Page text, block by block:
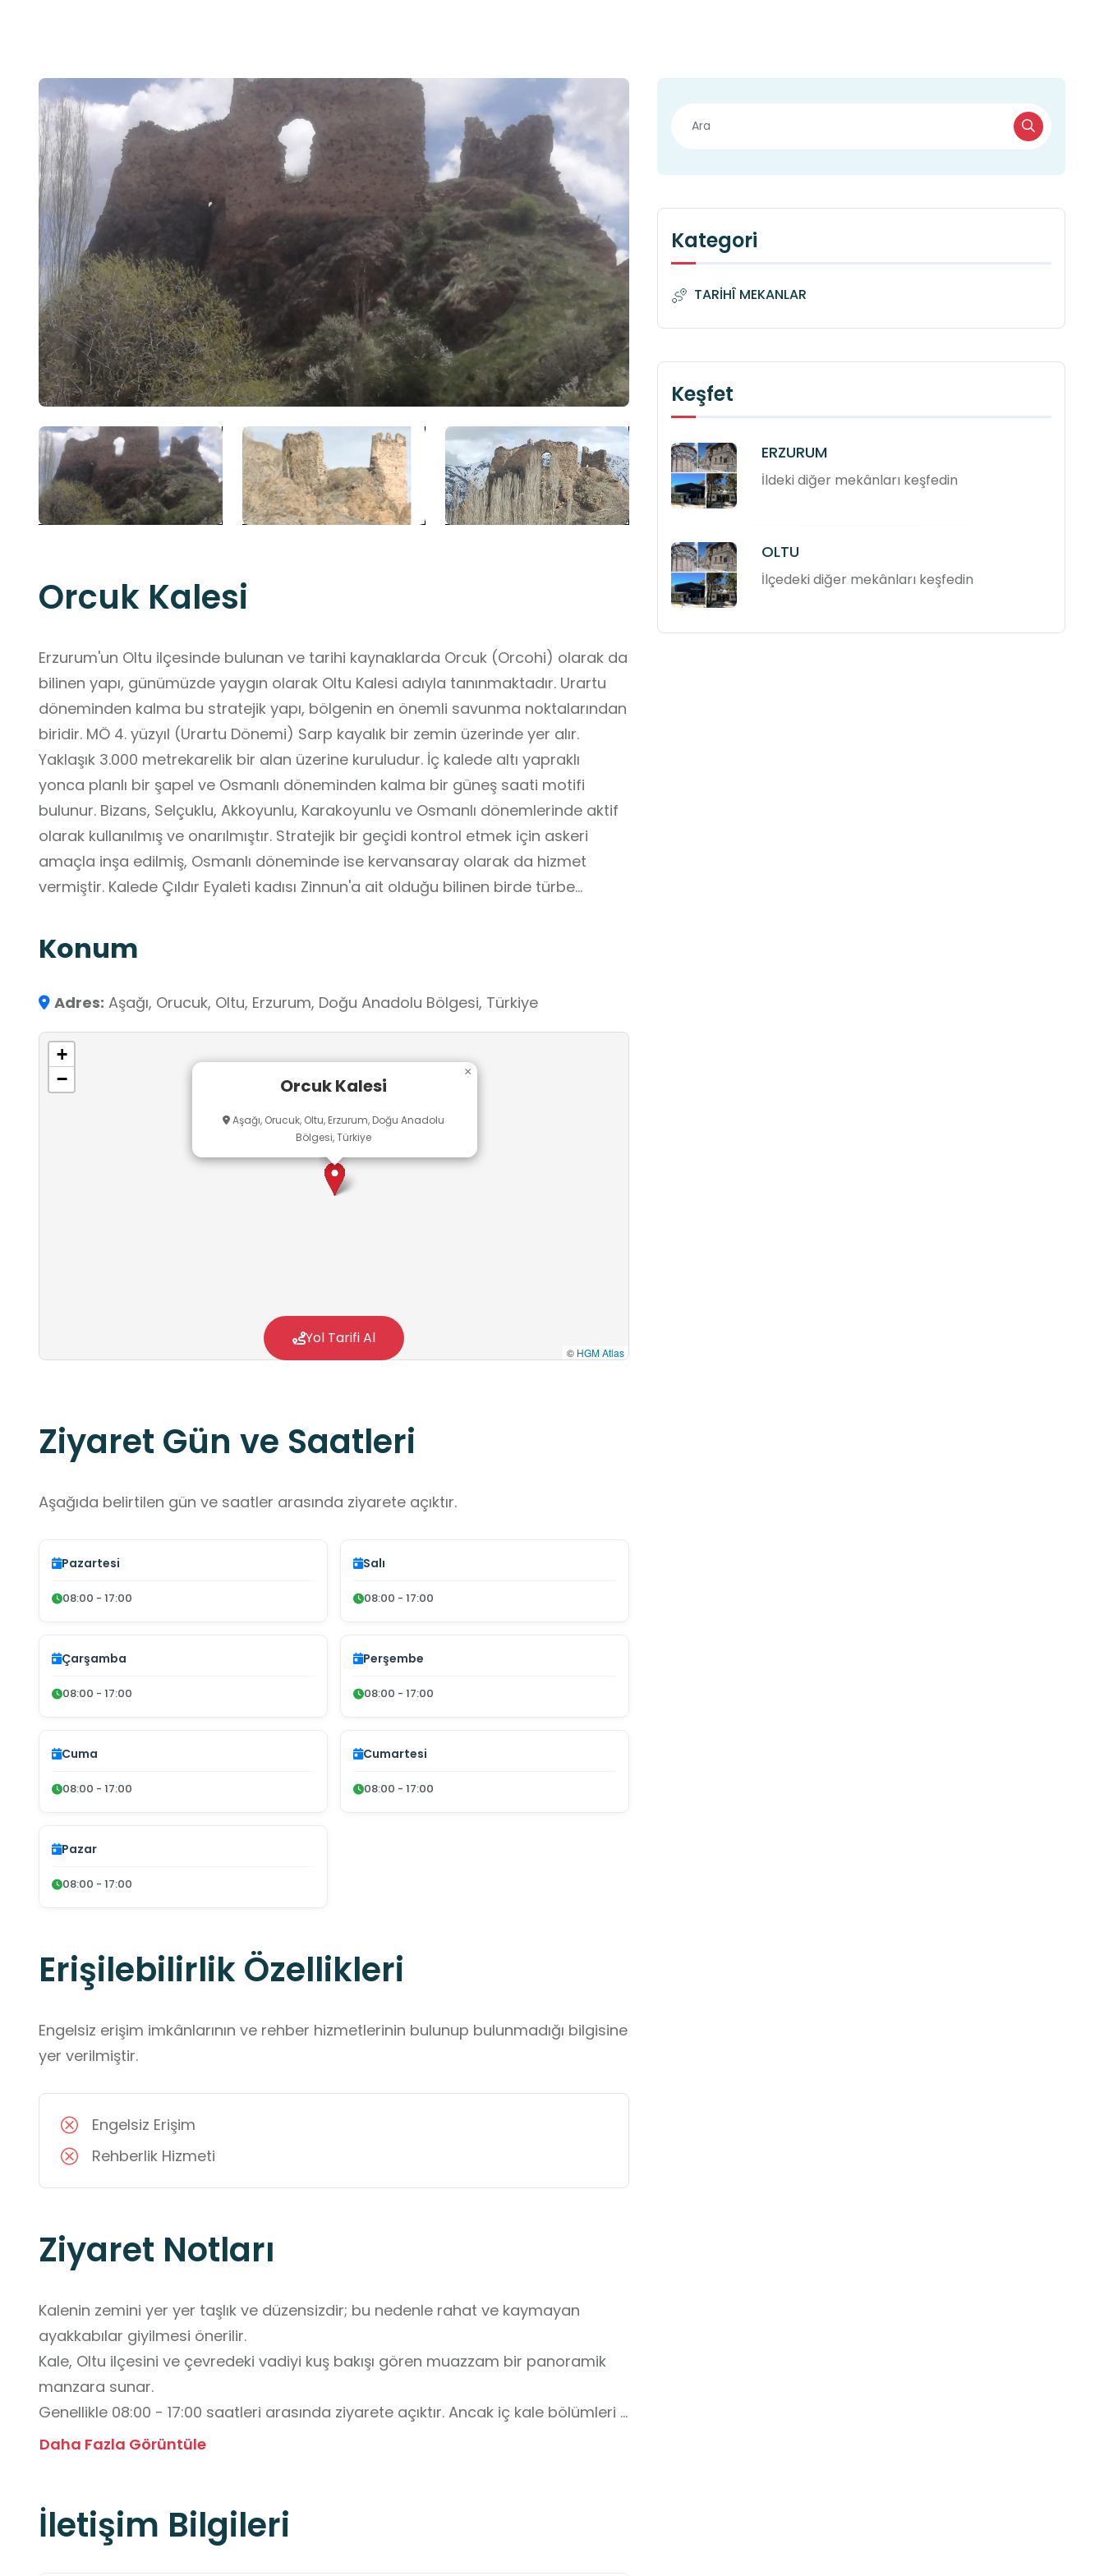
Orcuk Kalesi
Erzurum'un Oltu ilçesinde bulunan ve tarihi kaynaklarda Orcuk (Orcohi) olarak da
bilinen yapı, günümüzde yaygın olarak Oltu Kalesi adıyla tanınmaktadır. Urartu
döneminden kalma bu stratejik yapı, bölgenin en önemli savunma noktalarından
biridir. MÖ 4. yüzyıl (Urartu Dönemi) Sarp kayalık bir zemin üzerinde yer alır.
Yaklaşık 3.000 metrekarelik bir alan üzerine kuruludur. İç kalede altı yapraklı
yonca planlı bir şapel ve Osmanlı döneminden kalma bir güneş saati motifi
bulunur. Bizans, Selçuklu, Akkoyunlu, Karakoyunlu ve Osmanlı dönemlerinde aktif
olarak kullanılmış ve onarılmıştır. Stratejik bir geçidi kontrol etmek için askeri
amaçla inşa edilmiş, Osmanlı döneminde ise kervansaray olarak da hizmet
vermiştir. Kalede Çıldır Eyaleti kadısı Zinnun'a ait olduğu bilinen birde türbe
Konum
Adres: Aşağı, Orucuk, Oltu, Erzurum, Doğu Anadolu Bölgesi, Türkiye
Orcuk Kalesi
Aşağı, Orucuk, Oltu, Erzurum, Doğu Anadolu
Bölgesi, Türkiye
×
+
−
© HGM Atlas
Yol Tarifi Al
Ziyaret Gün ve Saatleri
Aşağıda belirtilen gün ve saatler arasında ziyarete açıktır.
Pazartesi
08:00 - 17:00
Salı
08:00 - 17:00
Çarşamba
08:00 - 17:00
Perşembe
08:00 - 17:00
Cuma
08:00 - 17:00
Cumartesi
08:00 - 17:00
Pazar
08:00 - 17:00
Erişilebilirlik Özellikleri
Engelsiz erişim imkânlarının ve rehber hizmetlerinin bulunup bulunmadığı bilgisine
yer verilmiştir.
Engelsiz Erişim
Rehberlik Hizmeti
Ziyaret Notları
Kalenin zemini yer yer taşlık ve düzensizdir; bu nedenle rahat ve kaymayan
ayakkabılar giyilmesi önerilir.
Kale, Oltu ilçesini ve çevredeki vadiyi kuş bakışı gören muazzam bir panoramik
manzara sunar.
Genellikle 08:00 - 17:00 saatleri arasında ziyarete açıktır. Ancak iç kale bölümleri
bazen restorasyon veya güvenlik nedeniyle kapalı olabilmektedir.
Giriş ücretsizdir.
Daha Fazla Görüntüle
İletişim Bilgileri
Kategori
TARİHÎ MEKANLAR
Keşfet
ERZURUM
İldeki diğer mekânları keşfedin
OLTU
İlçedeki diğer mekânları keşfedin